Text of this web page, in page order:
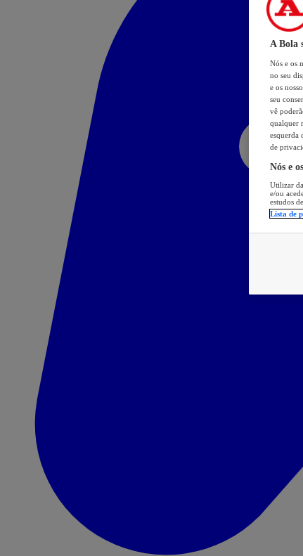
A Bola
Nós e os
no seu
e os
seu
vê
qualquer
esquerda
de
Nós e
Utilizar
e/ou
estudos
Lista de